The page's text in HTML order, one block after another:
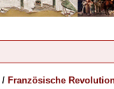
/ Französische